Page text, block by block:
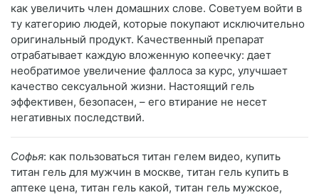
как увеличить член домашних слове. Советуем войти в
ту категорию людей, которые покупают исключительно
оригинальный продукт. Качественный препарат
отрабатывает каждую вложенную копеечку: дает
необратимое увеличение фаллоса за курс, улучшает
качество сексуальной жизни. Настоящий гель
эффективен, безопасен, – его втирание не несет
негативных последствий.
Софья: как пользоваться титан гелем видео, купить
титан гель для мужчин в москве, титан гель купить в
аптеке цена, титан гель какой, титан гель мужское,